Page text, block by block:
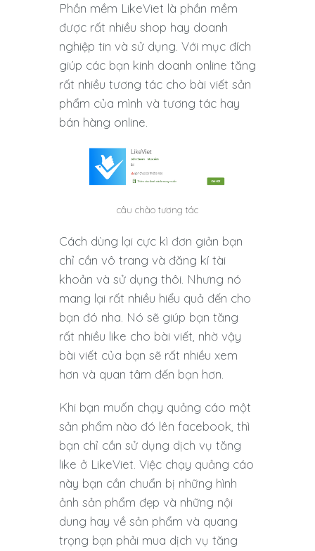
Phần mềm LikeViet là phần mềm
được rất nhiều shop hay doanh
nghiệp tin và sử dụng. Với mục đích
giúp các bạn kinh doanh online tăng
rất nhiều tương tác cho bài viết sản
phẩm của mình và tương tác hay
bán hàng online.
câu chào tương tác
Cách dùng lại cực kì đơn giản bạn
chỉ cần vô trang và đăng kí tài
khoản và sử dụng thôi. Nhưng nó
mang lại rất nhiều hiểu quả đến cho
bạn đó nha. Nó sẽ giúp bạn tăng
rất nhiều like cho bài viết, nhờ vậy
bài viết của bạn sẽ rất nhiều xem
hơn và quan tâm đến bạn hơn.
Khi bạn muốn chạy quảng cáo một
sản phẩm nào đó lên facebook, thì
bạn chỉ cần sử dụng dịch vụ tăng
like ở LikeViet. Việc chạy quảng cáo
này bạn cần chuẩn bị những hình
ảnh sản phẩm đẹp và những nội
dung hay về sản phẩm và quang
trọng bạn phải mua dịch vụ tăng